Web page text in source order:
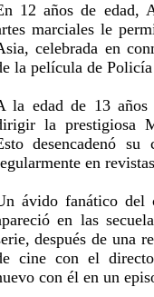
12 años de edad,
marciales le
celebrada en
la película de
la edad de 13
la prestigiosa
desencadenó su
en
ávido fanático del
en las
después de una
cine con el
con él en un